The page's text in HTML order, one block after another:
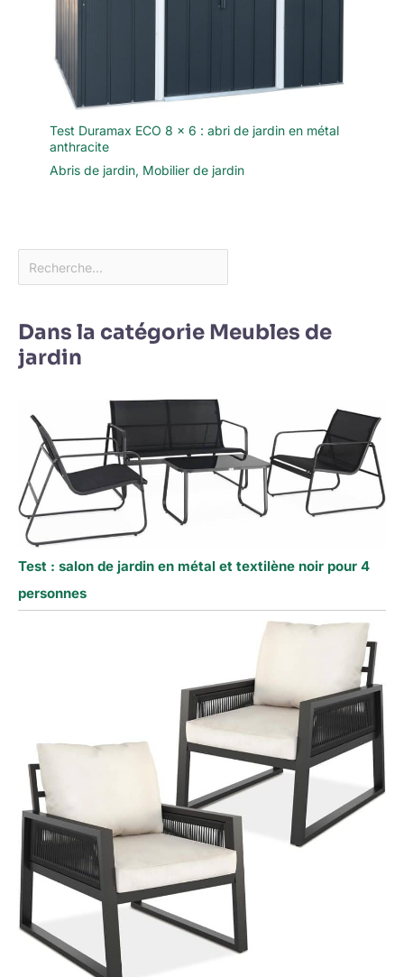
Test Duramax ECO 8 x 6 : abri de jardin en métal
anthracite
Abris de jardin, Mobilier de jardin
Dans la catégorie Meubles de
jardin
Test : salon de jardin en métal et textilène noir pour 4
personnes